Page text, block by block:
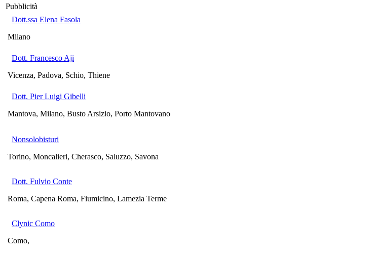
Pubblicità
Dott.ssa Elena Fasola
Milano
Dott. Francesco Aji
Vicenza, Padova, Schio, Thiene
Dott. Pier Luigi Gibelli
Mantova, Milano, Busto Arsizio, Porto Mantovano
Nonsolobisturi
Torino, Moncalieri, Cherasco, Saluzzo, Savona
Dott. Fulvio Conte
Roma, Capena Roma, Fiumicino, Lamezia Terme
Clynic Como
Como,